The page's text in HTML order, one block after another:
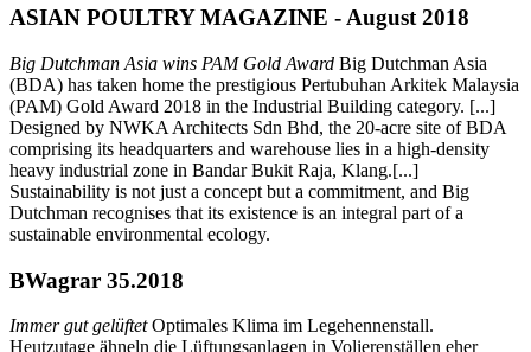
ASIAN POULTRY MAGAZINE - August 2018
Big Dutchman Asia wins PAM Gold Award Big Dutchman Asia
(BDA) has taken home the prestigious Pertubuhan Arkitek Malaysia
(PAM) Gold Award 2018 in the Industrial Building category. [...]
Designed by NWKA Architects Sdn Bhd, the 20-acre site of BDA
comprising its headquarters and warehouse lies in a high-density
heavy industrial zone in Bandar Bukit Raja, Klang.[...]
Sustainability is not just a concept but a commitment, and Big
Dutchman recognises that its existence is an integral part of a
sustainable environmental ecology.
BWagrar 35.2018
Immer gut gelüftetOptimales Klima im Legehennenstall.
Heutzutage ähneln die Lüftungsanlagen in Volierenställen eher